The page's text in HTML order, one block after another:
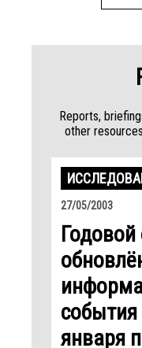
Reports,
other
27/05/2003
Годовой
события
января